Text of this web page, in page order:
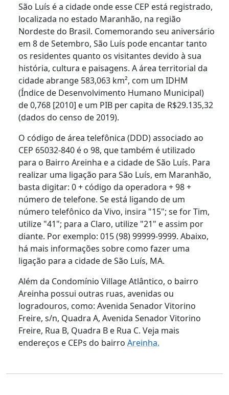
São Luís é a cidade onde esse CEP está registrado,
localizada no estado Maranhão, na região
Nordeste do Brasil. Comemorando seu aniversário
em 8 de Setembro, São Luís pode encantar tanto
os residentes quanto os visitantes devido à sua
história, cultura e paisagens. A área territorial da
cidade abrange 583,063 km², com um IDHM
(Índice de Desenvolvimento Humano Municipal)
de 0,768 [2010] e um PIB per capita de R$29.135,32
(dados do censo de 2019).
O código de área telefônica (DDD) associado ao
CEP 65032-840 é o 98, que também é utilizado
para o Bairro Areinha e a cidade de São Luís. Para
realizar uma ligação para São Luís, em Maranhão,
basta digitar: 0 + código da operadora + 98 +
número de telefone. Se está ligando de um
número telefônico da Vivo, insira "15"; se for Tim,
utilize "41"; para a Claro, utilize "21" e assim por
diante. Por exemplo: 015 (98) 99999-9999. Abaixo,
há mais informações sobre como fazer uma
ligação para a cidade de São Luís, MA.
Além da Condomínio Village Atlântico, o bairro
Areinha possui outras ruas, avenidas ou
logradouros, como: Avenida Senador Vitorino
Freire, s/n, Quadra A, Avenida Senador Vitorino
Freire, Rua B, Quadra B e Rua C. Veja mais
endereços e CEPs do bairro Areinha.